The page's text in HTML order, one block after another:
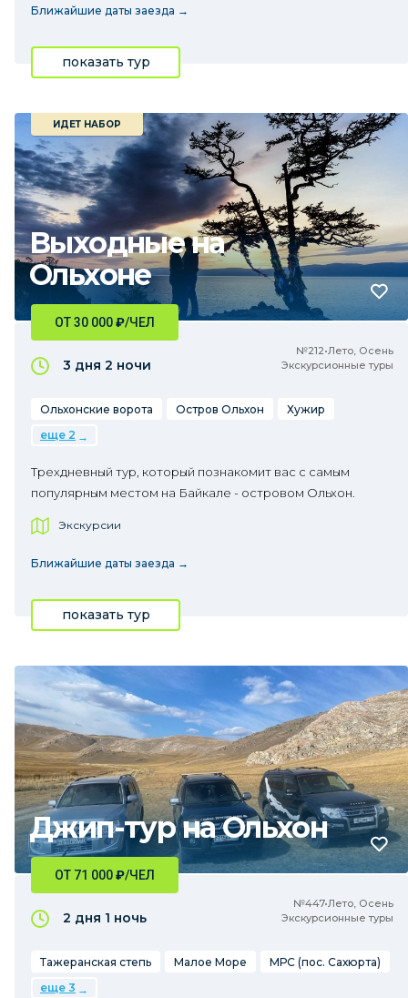
Ближайшие даты заезда →
показать тур
Выходные на
Ольхоне
ИДЕТ НАБОР
№212•Лето, Осень
Экскурсионные туры
ОТ 30 000₽/ЧЕЛ
3 дня 2 ночи
Ольхонские ворота Остров Ольхон
Хужир
еще 2
Трехдневный тур, который познакомит вас с самым
популярным местом на Байкале - островом Ольхон.
Экскурсии
Ближайшие даты заезда →
показать тур
Джип-тур на Ольхон
№447•Лето, Осень
Экскурсионные туры
ОТ 71 000₽/ЧЕЛ
2 дня 1 ночь
Тажеранская степь Малое Море
МРС (пос. Сахюрта)
еще 3